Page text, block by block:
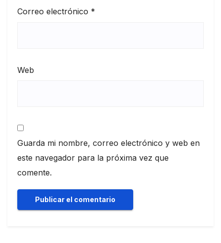
Correo electrónico *
Web
Guarda mi nombre, correo electrónico y web en
este navegador para la próxima vez que
comente.